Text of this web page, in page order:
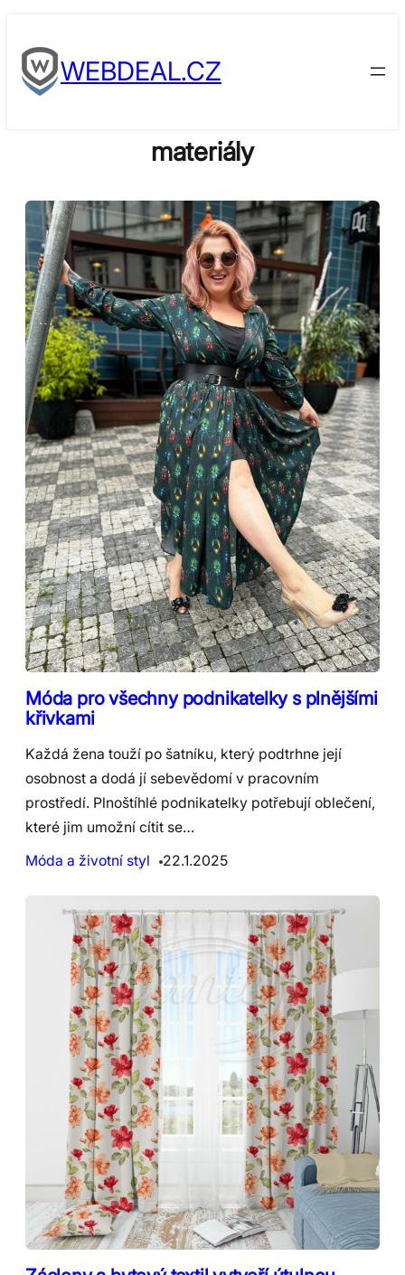
to
contentWEBDEAL.CZ
materiály
Móda pro všechny podnikatelky s plnějšími
křivkami
Každá žena touží po šatníku, který podtrhne její
osobnost a dodá jí sebevědomí v pracovním
prostředí. Plnoštíhlé podnikatelky potřebují oblečení,
které jim umožní cítit se…
Móda a životní styl
22.1.2025